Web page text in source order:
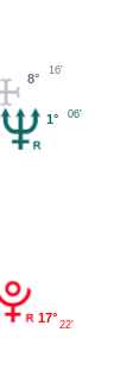
1° 06'
8°
16'
17°
22'